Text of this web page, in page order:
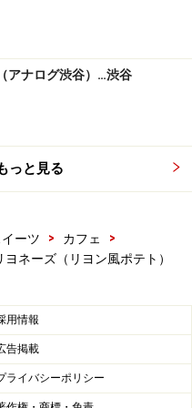
アナログ渋谷）…渋谷
っと見る
ーツ > カフェ
>
ネーズ（リヨン風ポテト）
用情報
告掲載
ライバシーポリシー